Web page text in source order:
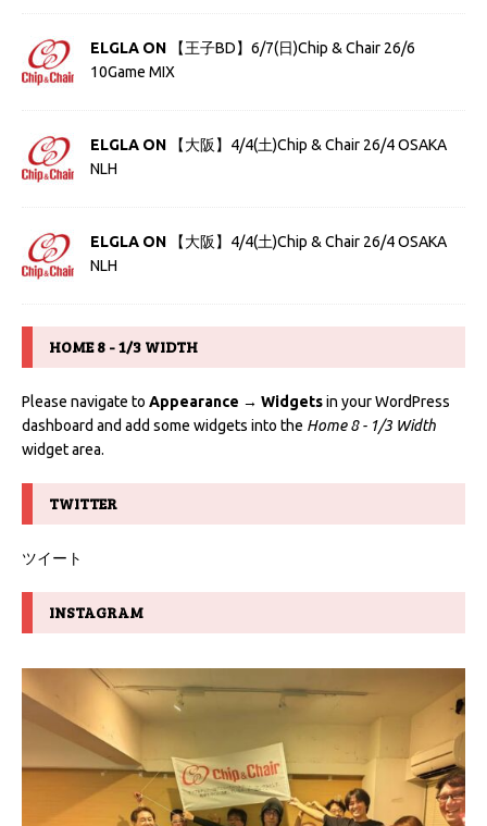
ELGLA ON
【王子BD】6/7(日)Chip & Chair 26/6
10Game MIX
ELGLA ON
【大阪】4/4(土)Chip & Chair 26/4 OSAKA
NLH
ELGLA ON
【大阪】4/4(土)Chip & Chair 26/4 OSAKA
NLH
HOME 8 - 1/3 WIDTH
Please navigate to Appearance → Widgetsin your WordPress
dashboard and add some widgets into the Home 8 - 1/3 Width
widget area.
TWITTER
ツイート
INSTAGRAM